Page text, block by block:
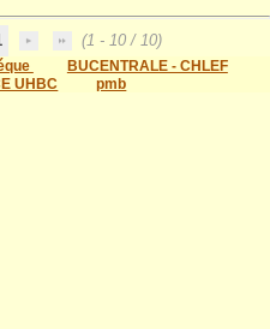
(1 - 10 / 10)
BUCENTRALE - CHLEF
UHBC
pmb